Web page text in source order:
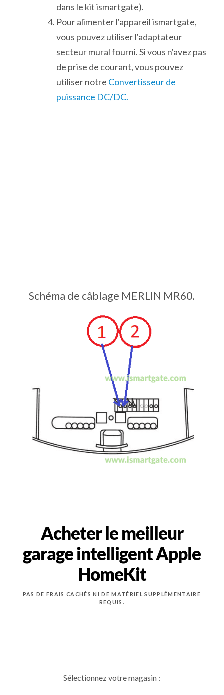
dans le kit ismartgate).
Pour alimenter l'appareil ismartgate,
vous pouvez utiliser l'adaptateur
secteur mural fourni. Si vous n'avez pas
de prise de courant, vous pouvez
utiliser notre Convertisseur de
puissance DC/DC.
Schéma de câblage MERLIN MR60.
Acheter le meilleur
garage intelligent Apple
HomeKit
PAS DE FRAIS CACHÉS NI DE MATÉRIEL SUPPLÉMENTAIRE
REQUIS.
Sélectionnez votre magasin :